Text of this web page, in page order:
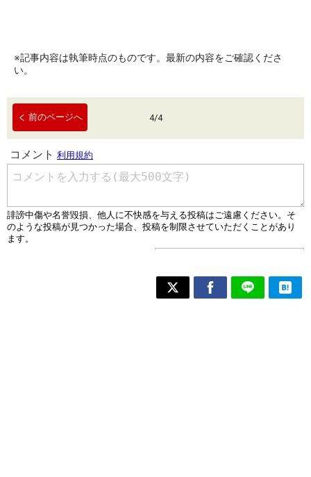
※記事内容は執筆時点のものです。最新の内容をご確認くださ
い。
前のページへ 4/4